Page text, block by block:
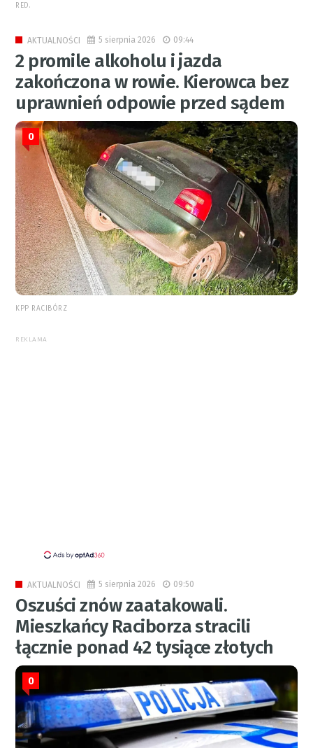
RED.
AKTUALNOŚCI 5 sierpnia 2026 09:44
2 promile alkoholu i jazda
zakończona w rowie. Kierowca bez
uprawnień odpowie przed sądem
0
KPP RACIBÓRZ
REKLAMA
AKTUALNOŚCI 5 sierpnia 2026 09:50
Oszuści znów zaatakowali.
Mieszkańcy Raciborza stracili
łącznie ponad 42 tysiące złotych
0